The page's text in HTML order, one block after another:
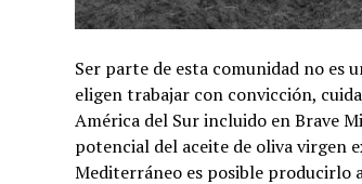
Ser parte de esta comunidad no es
eligen trabajar con convicción,
América del Sur incluido en Brave
potencial del aceite de oliva virgen
Mediterráneo es posible producirlo